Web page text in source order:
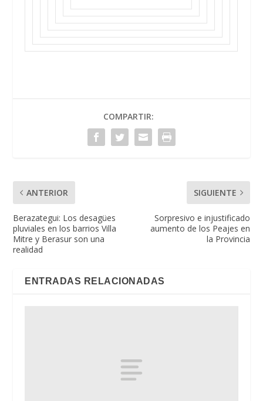
COMPARTIR:
ANTERIOR
Berazategui: Los desagües
pluviales en los barrios Villa
Mitre y Berasur son una
realidad
SIGUIENTE
Sorpresivo e injustificado
aumento de los Peajes en
la Provincia
ENTRADAS RELACIONADAS